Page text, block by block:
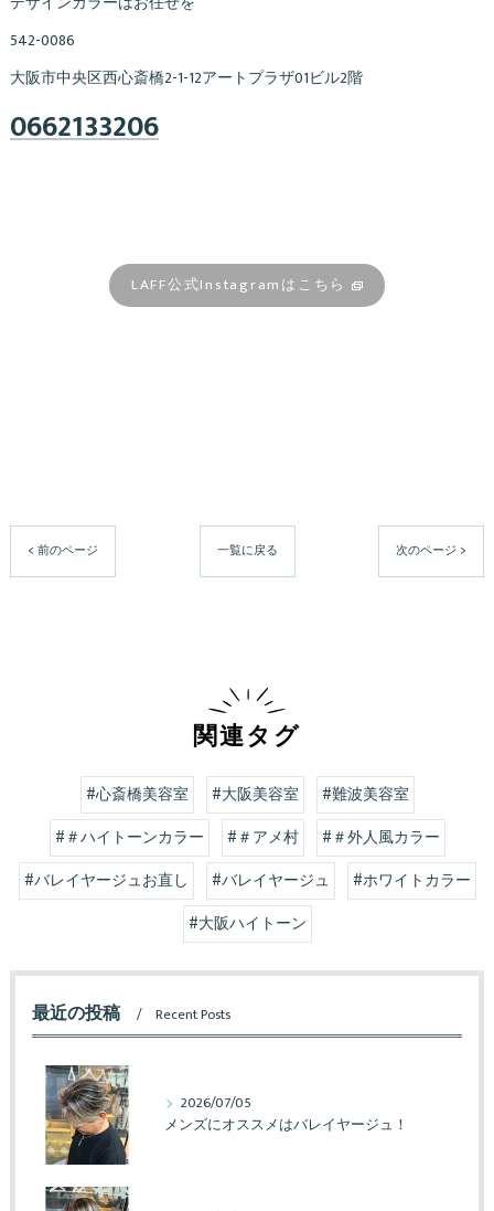
542-0086
大阪市中央区西心斎橋2-1-12アートプラザ01ビル2階
0662133206
LAFF公式Instagramはこちら
< 前のページ 一覧に戻る 次のページ >
関連タグ
#心斎橋美容室 #大阪美容室
#難波美容室
#＃ハイトーンカラー
#＃アメ村
#＃外人風カラー
#バレイヤージュお直し
#バレイヤージュ
#ホワイトカラー
#大阪ハイトーン
最近の投稿 Recent Posts
2026/07/05
メンズにオススメはバレイヤージュ！